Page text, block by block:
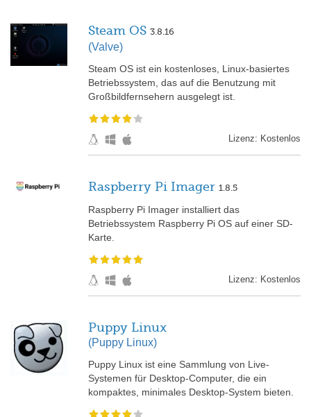
Steam OS 3.8.16
(Valve)
Steam OS ist ein kostenloses, Linux-basiertes
Betriebssystem, das auf die Benutzung mit
Großbildfernsehern ausgelegt ist.
Lizenz: Kostenlos
Raspberry Pi Imager 1.8.5
Raspberry Pi Imager installiert das
Betriebssystem Raspberry Pi OS auf einer SD-
Karte.
Lizenz: Kostenlos
Puppy Linux
(Puppy Linux)
Puppy Linux ist eine Sammlung von Live-
Systemen für Desktop-Computer, die ein
kompaktes, minimales Desktop-System bieten.